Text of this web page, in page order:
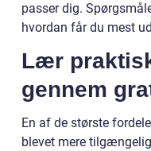
passer dig.
hvordan får du mest
Lær
gennem
En af de største
blevet mere